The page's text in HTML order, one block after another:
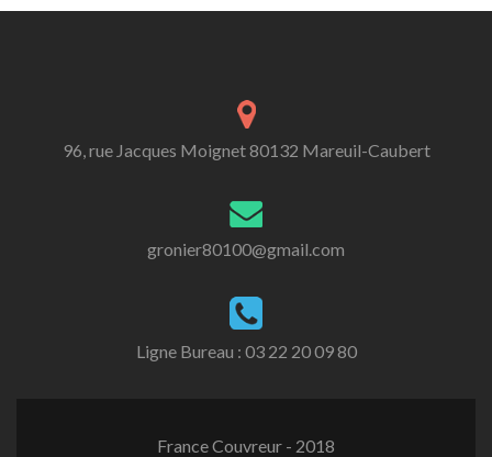
96, rue Jacques Moignet 80132 Mareuil-Caubert
gronier80100@gmail.com
Ligne Bureau : 03 22 20 09 80
France Couvreur - 2018